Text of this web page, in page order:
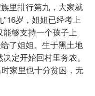
里排行第九，大家就
”16岁，姐姐已经考上
够支持一个孩子上
了姐姐。生于黑土地
定开始回村里务农。
家里也十分贫困，无